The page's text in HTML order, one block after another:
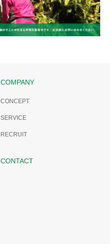
COMPANY
CONCEPT
SERVICE
RECRUIT
CONTACT